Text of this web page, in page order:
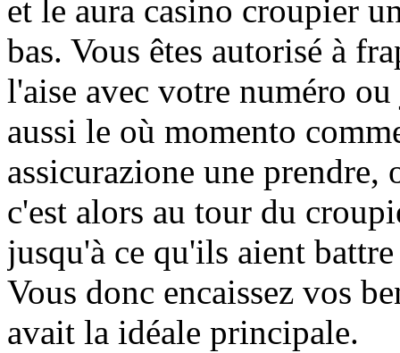
et le aura casino croupier
bas. Vous êtes autorisé à
l'aise avec votre numéro
aussi le où momento
assicurazione une prendre,
c'est alors au tour du
jusqu'à ce qu'ils aient
Vous donc encaissez vos
avait la idéale principale.